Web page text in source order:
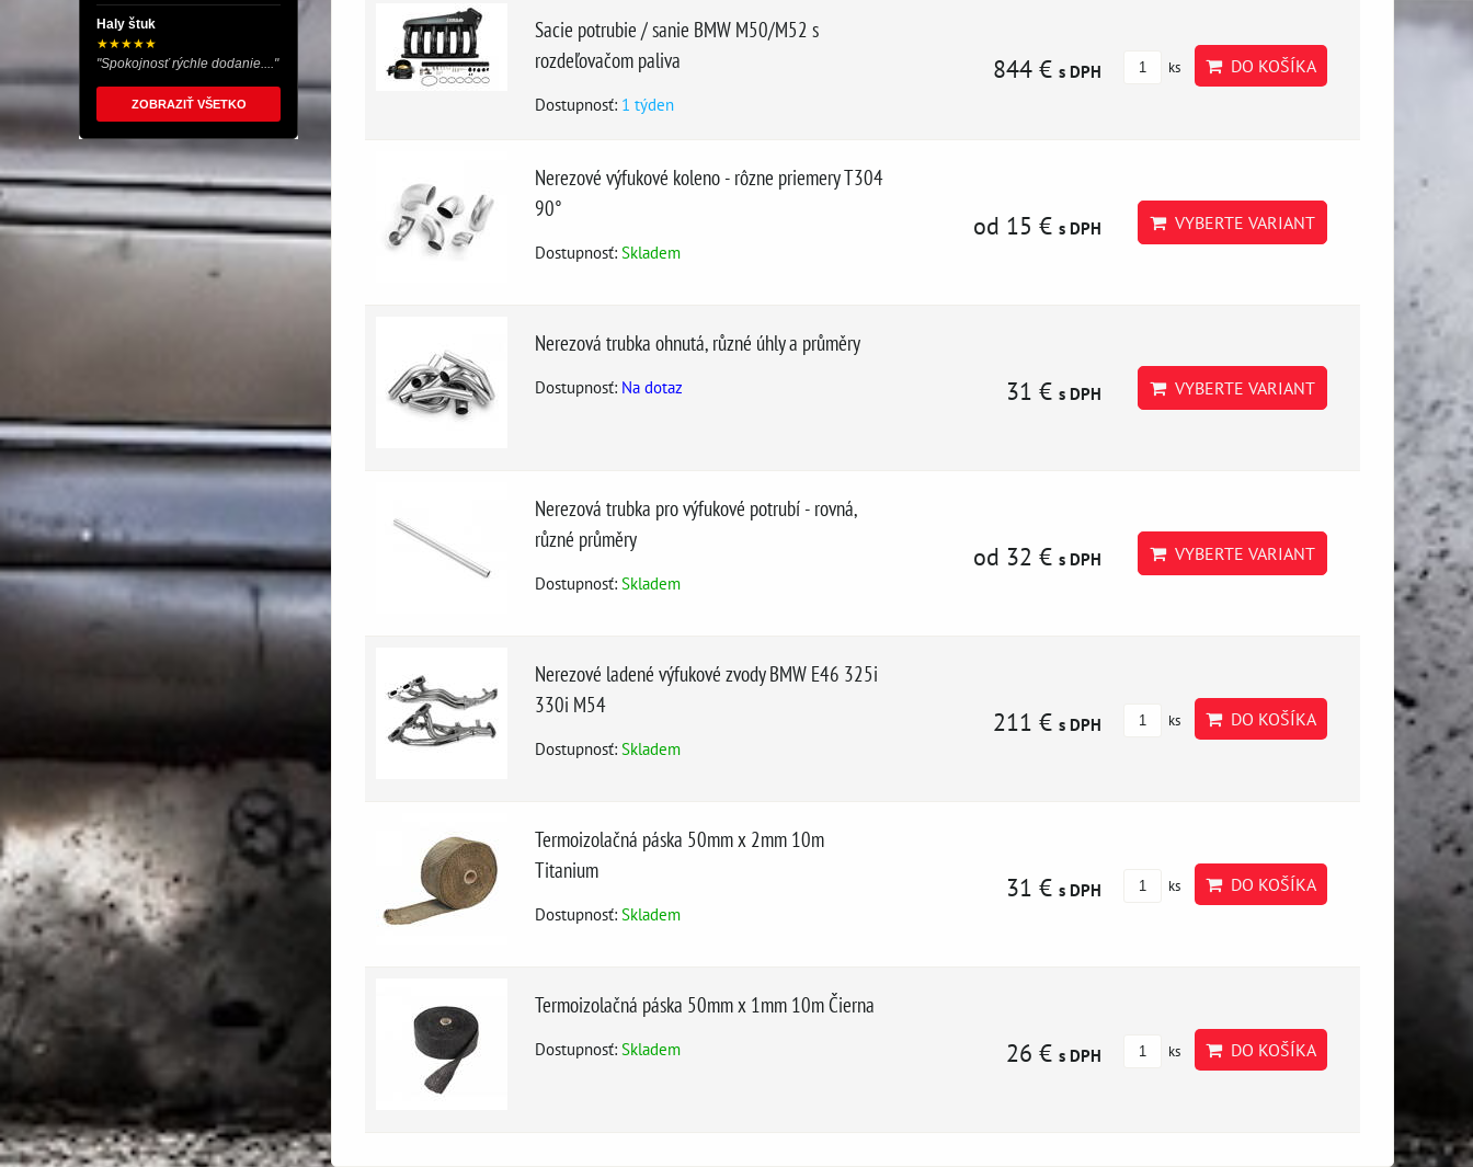
Sacie potrubie / sanie BMW M50/M52 s
rozdeľovačom paliva
Dostupnosť: 1 týden
844 € s DPH ks DO KOŠÍKA
Nerezové výfukové koleno - rôzne priemery T304
90°
Dostupnosť: Skladem
od 15 € s DPH VYBERTE VARIANT
Nerezová trubka ohnutá, různé úhly a průměry
Dostupnosť: Na dotaz 31 € s DPH VYBERTE VARIANT
Nerezová trubka pro výfukové potrubí - rovná,
různé průměry
Dostupnosť: Skladem
od 32 € s DPH VYBERTE VARIANT
Nerezové ladené výfukové zvody BMW E46 325i
330i M54
Dostupnosť: Skladem
211 € s DPH ks DO KOŠÍKA
Termoizolačná páska 50mm x 2mm 10m
Titanium
Dostupnosť: Skladem
31 € s DPH ks DO KOŠÍKA
Termoizolačná páska 50mm x 1mm 10m Čierna
Dostupnosť: Skladem 26 € s DPH ks DO KOŠÍKA
Haly štuk
★★★★★
"Spokojnosť rýchle dodanie...."
ZOBRAZIŤ VŠETKO